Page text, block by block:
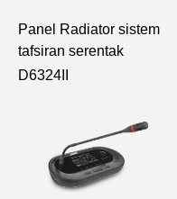
Panel Radiator sistem
tafsiran serentak
D6324II